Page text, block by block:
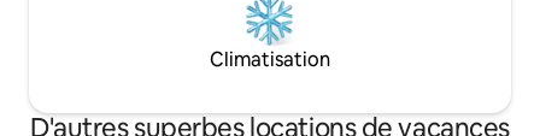
Climatisation
D'autres superbes locations de vacances